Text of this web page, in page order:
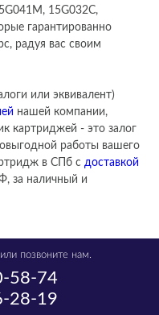
15G032C,
гарантированно
радуя вас своим
или эквивалент)
нашей компании,
картриджей - это залог
работы вашего
в СПб с доставкой
за наличный и
58-74
28-19
или позвоните нам.